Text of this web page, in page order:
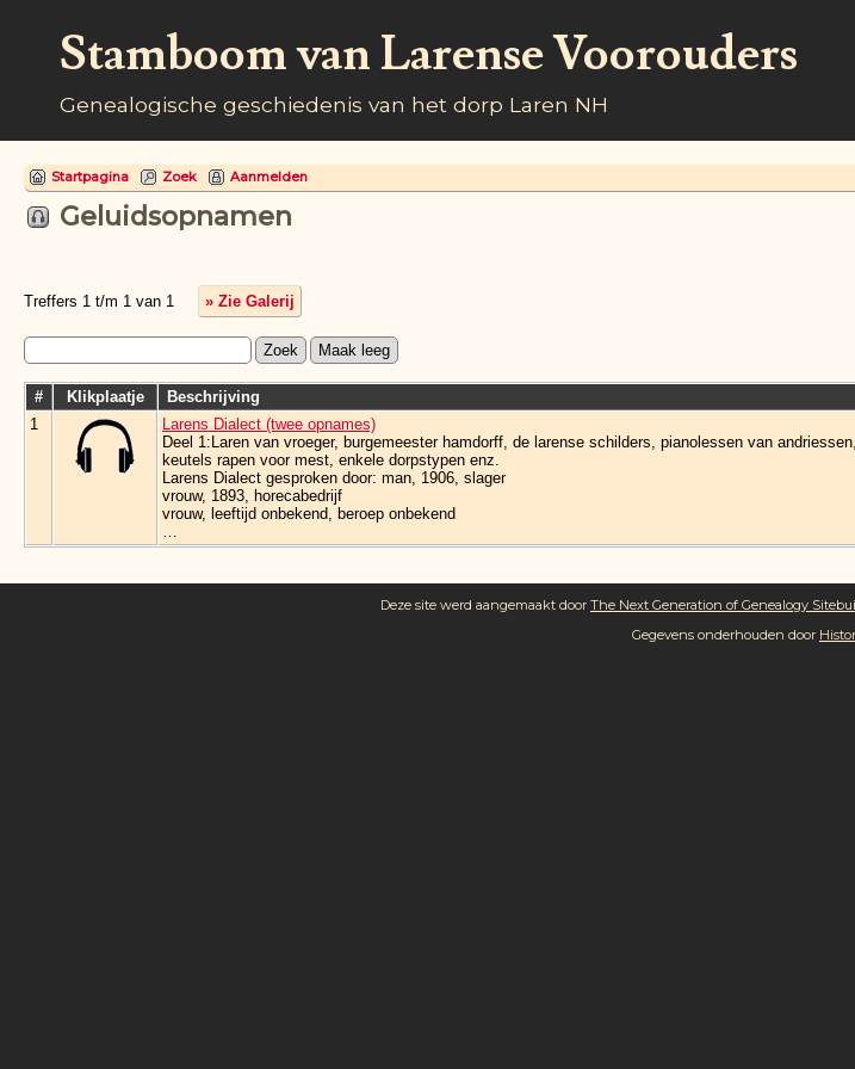
Stamboom van Larense Voorouders
Genealogische geschiedenis van het dorp Laren NH
Startpagina Zoek Aanmelden
Geluidsopnamen
Treffers 1 t/m 1 van 1 » Zie Galerij
# Klikplaatje Beschrijving
1
Larens Dialect (twee opnames)
Deel 1:Laren van vroeger, burgemeester hamdorff, de larense schilders, pianolessen van
keutels rapen voor mest, enkele dorpstypen enz.
Larens Dialect gesproken door: man, 1906, slager
vrouw, 1893, horecabedrijf
vrouw, leeftijd onbekend, beroep onbekend
…
Deze site werd aangemaakt door The Next Generation of Genealogy
Gegevens onderhouden door